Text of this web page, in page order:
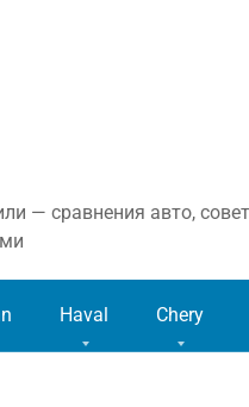
— сравнения авто,
Haval Chery